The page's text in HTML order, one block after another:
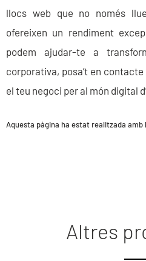
llocs web que no només
ofereixen un rendiment
podem ajudar-te a
corporativa, posa’t en
el teu negoci per al món digital
Aquesta pàgina ha estat realitzada amb
Altres